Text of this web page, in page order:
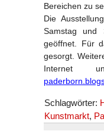
Bereichen zu
Die
Samstag
geöffnet. Für
gesorgt.
Internet
Schlagwörter:
Kunstmarkt,